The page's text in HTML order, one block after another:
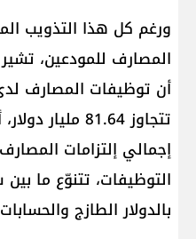
ورغم كل هذا التذويب
المصارف للمودعين،
أن توظيفات المصارف
إجمالي إلتزامات
التوظيفات، تتنوّع ما
بالدولار الطازج